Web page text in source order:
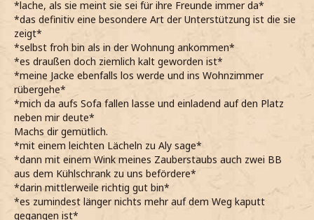
*lache, als sie meint sie sei für ihre Freunde immer da*
*das definitiv eine besondere Art der Unterstützung ist die sie
zeigt*
*selbst froh bin als in der Wohnung ankommen*
*es draußen doch ziemlich kalt geworden ist*
*meine Jacke ebenfalls los werde und ins Wohnzimmer
rübergehe*
*mich da aufs Sofa fallen lasse und einladend auf den Platz
neben mir deute*
Machs dir gemütlich.
*mit einem leichten Lächeln zu Aly sage*
*dann mit einem Wink meines Zauberstaubs auch zwei BB
aus dem Kühlschrank zu uns befördere*
*darin mittlerweile richtig gut bin*
*es zumindest länger nichts mehr auf dem Weg kaputt
gegangen ist*